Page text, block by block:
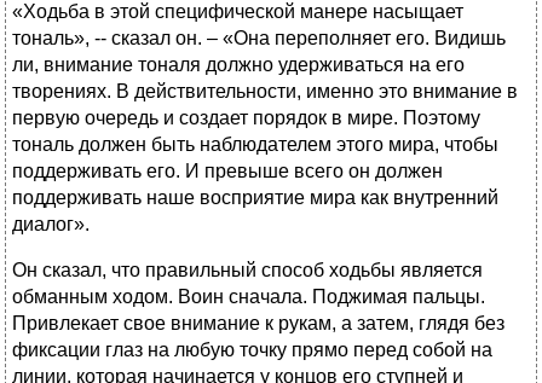
«Ходьба в этой специфической манере насыщает
тональ», -- сказал он. – «Она переполняет его. Видишь
ли, внимание тоналя должно удерживаться на его
творениях. В действительности, именно это внимание в
первую очередь и создает порядок в мире. Поэтому
тональ должен быть наблюдателем этого мира, чтобы
поддерживать его. И превыше всего он должен
поддерживать наше восприятие мира как внутренний
диалог».
Он сказал, что правильный способ ходьбы является
обманным ходом. Воин сначала. Поджимая пальцы.
Привлекает свое внимание к рукам, а затем, глядя без
фиксации глаз на любую точку прямо перед собой на
линии, которая начинается у концов его ступней и